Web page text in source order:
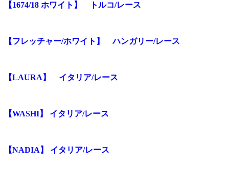
【1674/18 ホワイト】 トルコ/レース
【フレッチャー/ホワイト】 ハンガリー/レース
【LAURA】 イタリア/レース
【WASHI】 イタリア/レース
【NADIA】 イタリア/レース